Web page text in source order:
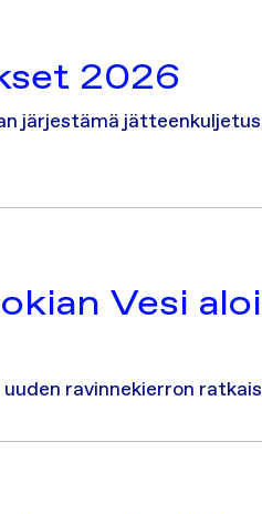
2026
järjestämä
Vesi
ravinnekierron